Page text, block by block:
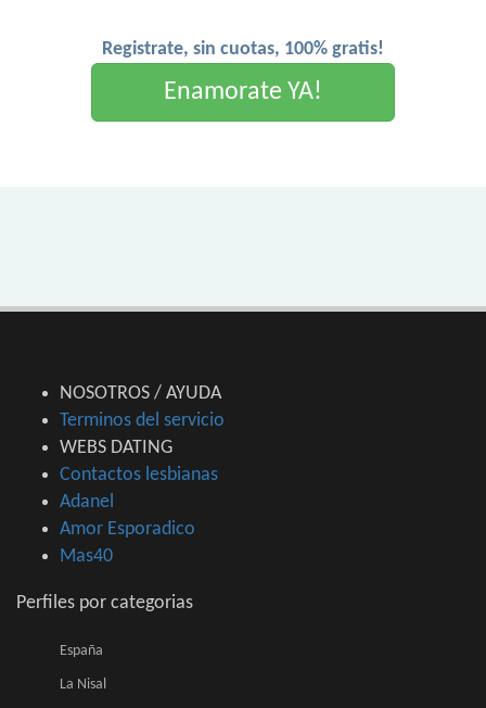
Registrate, sin cuotas, 100% gratis!
Enamorate YA!
NOSOTROS / AYUDA
Terminos del servicio
WEBS DATING
Contactos lesbianas
Adanel
Amor Esporadico
Mas40
Perfiles por categorias
España
La Nisal